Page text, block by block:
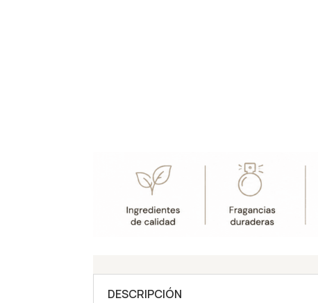
DESCRIPCIÓN